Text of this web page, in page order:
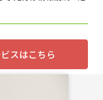
スはこちら